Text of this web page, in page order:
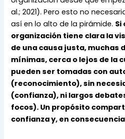
al.; 2021). Pero esto no
así en lo alto de la pirámide. Si
organización tiene clara la
de una causa justa, muchas
mínimas, cerca o lejos de la
pueden ser tomadas con
(reconocimiento), sin
(confianza), ni largos
focos). Un propósito
confianza y, en